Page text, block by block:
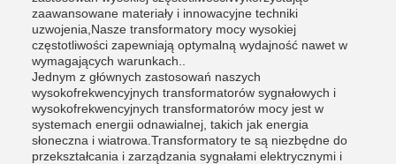
zaawansowane materiały i innowacyjne techniki
uzwojenia,Nasze transformatory mocy wysokiej
częstotliwości zapewniają optymalną wydajność nawet w
wymagających warunkach..
Jednym z głównych zastosowań naszych
wysokofrekwencyjnych transformatorów sygnałowych i
wysokofrekwencyjnych transformatorów mocy jest w
systemach energii odnawialnej, takich jak energia
słoneczna i wiatrowa.Transformatory te są niezbędne do
przekształcania i zarządzania sygnałami elektrycznymi i